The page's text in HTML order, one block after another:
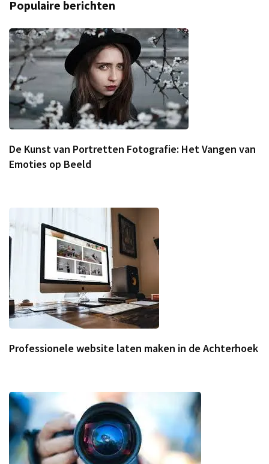
Populaire berichten
De Kunst van Portretten Fotografie: Het Vangen van
Emoties op Beeld
Professionele website laten maken in de Achterhoek